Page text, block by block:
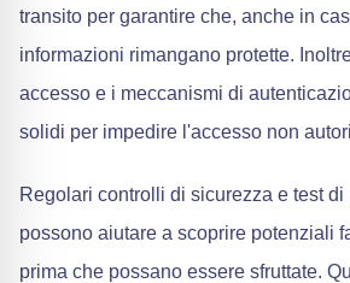
transito per garantire che, anche in
informazioni rimangano protette.
accesso e i meccanismi di
solidi per impedire l'accesso non
Regolari controlli di sicurezza e test
possono aiutare a scoprire potenziali
prima che possano essere sfruttate.